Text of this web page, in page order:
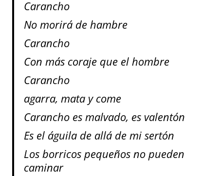
Carancho
No morirá de hambre
Carancho
Con más coraje que el hombre
Carancho
agarra, mata y come
Carancho es malvado, es valentón
Es el águila de allá de mi sertón
Los borricos pequeños no pueden
caminar